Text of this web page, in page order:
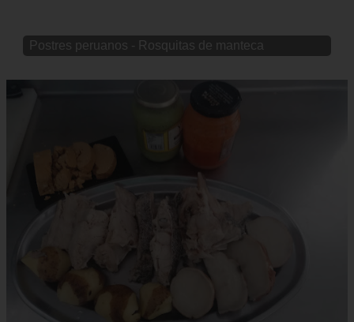
Postres peruanos - Rosquitas de manteca